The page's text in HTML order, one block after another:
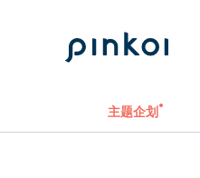
主题企划